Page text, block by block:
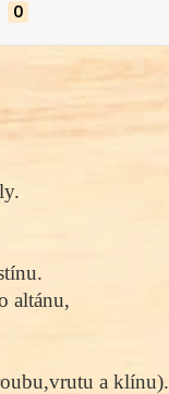
0
altánu,
a klínu).